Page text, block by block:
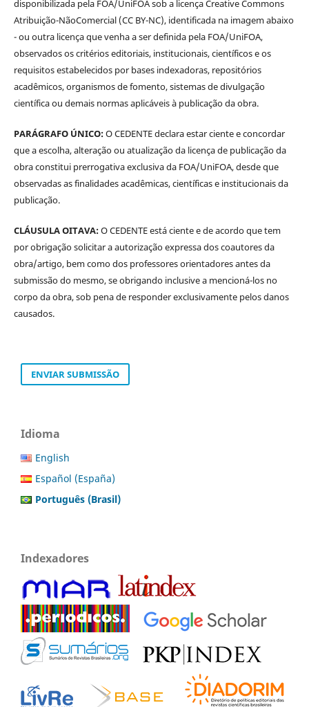
disponibilizada pela FOA/UniFOA sob a licença Creative Commons
Atribuição-NãoComercial (CC BY-NC), identificada na imagem abaixo
- ou outra licença que venha a ser definida pela FOA/UniFOA,
observados os critérios editoriais, institucionais, científicos e os
requisitos estabelecidos por bases indexadoras, repositórios
acadêmicos, organismos de fomento, sistemas de divulgação
científica ou demais normas aplicáveis à publicação da obra.
PARÁGRAFO ÚNICO:O CEDENTE declara estar ciente e concordar
que a escolha, alteração ou atualização da licença de publicação da
obra constitui prerrogativa exclusiva da FOA/UniFOA, desde que
observadas as finalidades acadêmicas, científicas e institucionais da
publicação.
CLÁUSULA OITAVA:O CEDENTE está ciente e de acordo que tem
por obrigação solicitar a autorização expressa dos coautores da
obra/artigo, bem como dos professores orientadores antes da
submissão do mesmo, se obrigando inclusive a mencioná-los no
corpo da obra, sob pena de responder exclusivamente pelos danos
causados.
ENVIAR SUBMISSÃO
Idioma
English
Español (España)
Português (Brasil)
Indexadores